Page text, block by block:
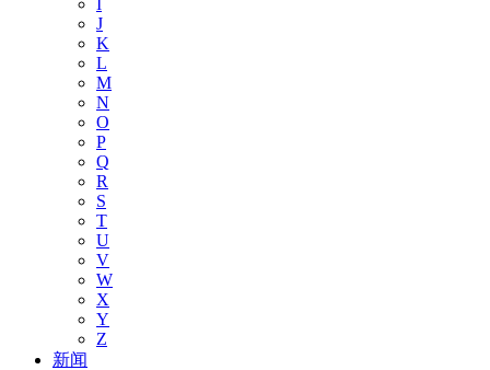
J
K
L
M
N
O
P
Q
R
S
T
U
V
W
X
Y
Z
新闻